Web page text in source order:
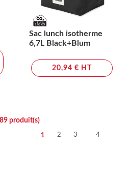
Sac lunch isotherme
6,7L Black+Blum
20,94 € HT
produit(s)
1 2 3 4